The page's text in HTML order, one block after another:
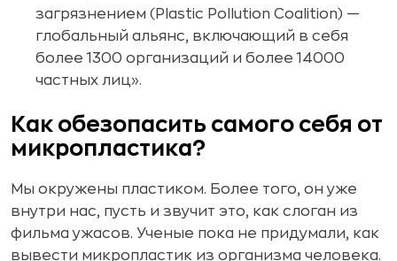
загрязнением (Plastic Pollution Coalition) —
глобальный альянс, включающий в себя
более 1300 организаций и более 14000
частных лиц».
Как обезопасить самого себя от
микропластика?
Мы окружены пластиком. Более того, он уже
внутри нас, пусть и звучит это, как слоган из
фильма ужасов. Ученые пока не придумали, как
вывести микропластик из организма человека.